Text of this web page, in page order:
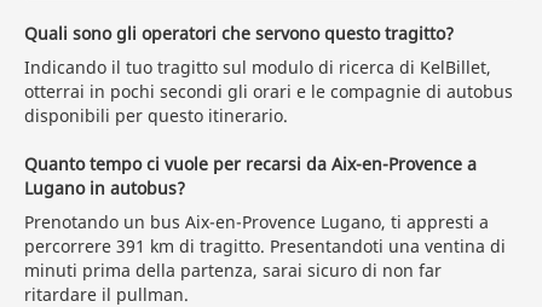
Quali sono gli operatori che servono questo tragitto?
Indicando il tuo tragitto sul modulo di ricerca di KelBillet,
otterrai in pochi secondi gli orari e le compagnie di autobus
disponibili per questo itinerario.
Quanto tempo ci vuole per recarsi da Aix-en-Provence a
Lugano in autobus?
Prenotando un bus Aix-en-Provence Lugano, ti appresti a
percorrere 391 km di tragitto. Presentandoti una ventina di
minuti prima della partenza, sarai sicuro di non far
ritardare il pullman.